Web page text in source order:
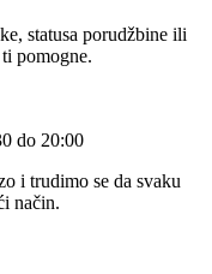
statusa porudžbine ili
pomogne.
do 20:00
i trudimo se da svaku
način.